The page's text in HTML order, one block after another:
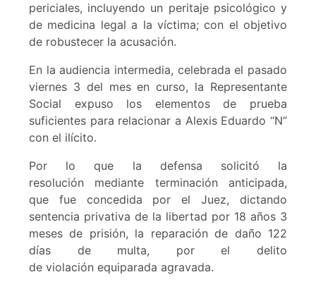
periciales, incluyendo un peritaje psicológico y
de medicina legal a la víctima; con el objetivo
de robustecer la acusación.
En la audiencia intermedia, celebrada el pasado
viernes 3 del mes en curso, la Representante
Social expuso los elementos de prueba
suficientes para relacionar a Alexis Eduardo “N”
con el ilícito.
Por lo que la defensa solicitó la
resolución mediante terminación anticipada,
que fue concedida por el Juez, dictando
sentencia privativa de la libertad por 18 años 3
meses de prisión, la reparación de daño 122
días de multa, por el delito
de violación equiparada agravada.